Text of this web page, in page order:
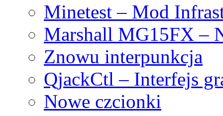
Minetest – Mod
Marshall MG15FX –
Znowu interpunkcja
QjackCtl – Interfejs
Nowe czcionki